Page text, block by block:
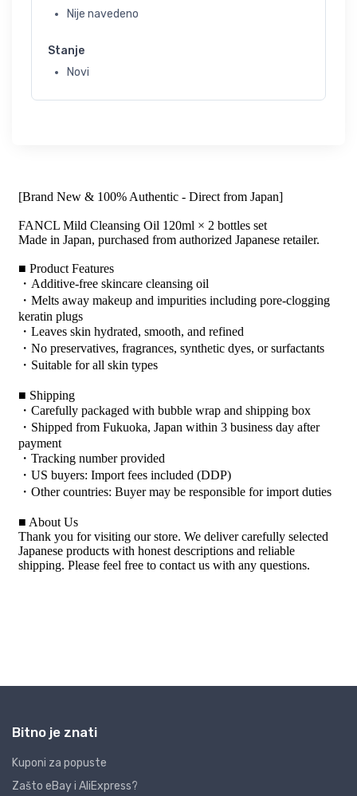
Nije navedeno
Stanje
Novi
Bitno je znati
Kuponi za popuste
Zašto eBay i AliExpress?